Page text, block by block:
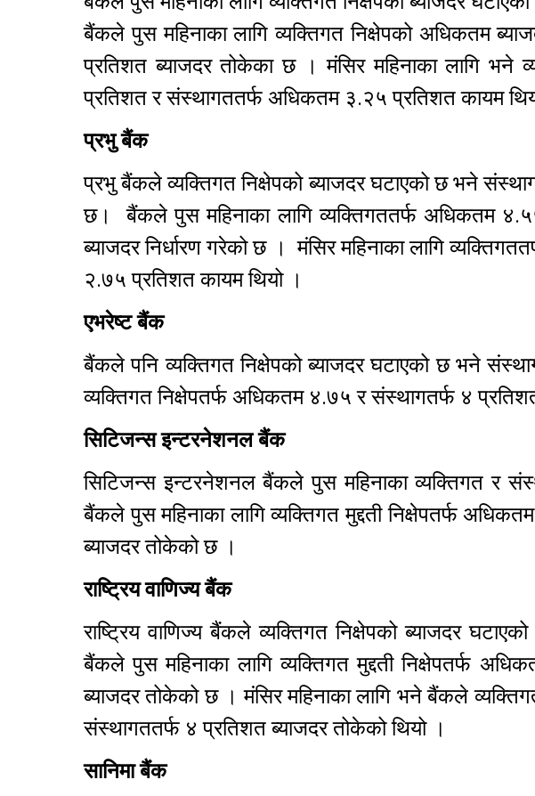
बैंकले पुस महिनाका लागि व्यक्तिगत निक्षेपको अधिकतम
प्रतिशत ब्याजदर तोकेका छ । मंसिर महिनाका लागि भने
प्रतिशत र संस्थागततर्फ अधिकतम ३.२५ प्रतिशत कायम
प्रभु बैंक
प्रभु बैंकले व्यक्तिगत निक्षेपको ब्याजदर घटाएको छ भने
छ। बैंकले पुस महिनाका लागि व्यक्तिगततर्फ अधिकतम
ब्याजदर निर्धारण गरेको छ । मंसिर महिनाका लागि
२.७५ प्रतिशत कायम थियो ।
एभरेष्ट बैंक
बैंकले पनि व्यक्तिगत निक्षेपको ब्याजदर घटाएको छ भने
व्यक्तिगत निक्षेपतर्फ अधिकतम ४.७५ र संस्थागतर्फ ४
सिटिजन्स इन्टरनेशनल बैंक
सिटिजन्स इन्टरनेशनल बैंकले पुस महिनाका व्यक्तिगत र
बैंकले पुस महिनाका लागि व्यक्तिगत मुद्दती निक्षेपतर्फ
ब्याजदर तोकेको छ ।
राष्ट्रिय वाणिज्य बैंक
राष्ट्रिय वाणिज्य बैंकले व्यक्तिगत निक्षेपको ब्याजदर
बैंकले पुस महिनाका लागि व्यक्तिगत मुद्दती निक्षेपतर्फ
ब्याजदर तोकेको छ । मंसिर महिनाका लागि भने बैंकले
संस्थागततर्फ ४ प्रतिशत ब्याजदर तोकेको थियो ।
सानिमा बैंक